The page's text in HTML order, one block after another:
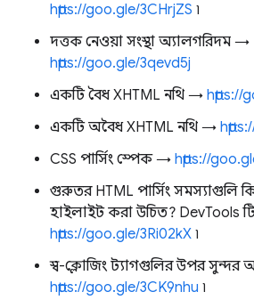
https://goo.gle/3CHrjZS ৷
দত্তক নেওয়া সংস্থা অ্যালগরিদম →
https://goo.gle/3qevd5j
একটি বৈধ XHTML নথি → https://
একটি অবৈধ XHTML নথি →
CSS পার্সিং স্পেক → https://
গুরুতর HTML পার্সিং সমস্যাগুলি
হাইলাইট করা উচিত? DevTools
https://goo.gle/3Ri02kX ৷
স্ব-ক্লোজিং ট্যাগগুলির উপর
https://goo.gle/3CK9nhu ৷